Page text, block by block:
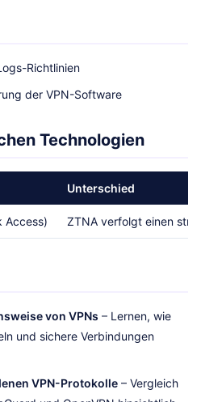
Richtlinien
der VPN-Software
Technologien
Unterschied
Access) ZTNA verfolgt einen
von VPNs – Lernen, wie
und sichere Verbindungen
VPN-Protokolle – Vergleich